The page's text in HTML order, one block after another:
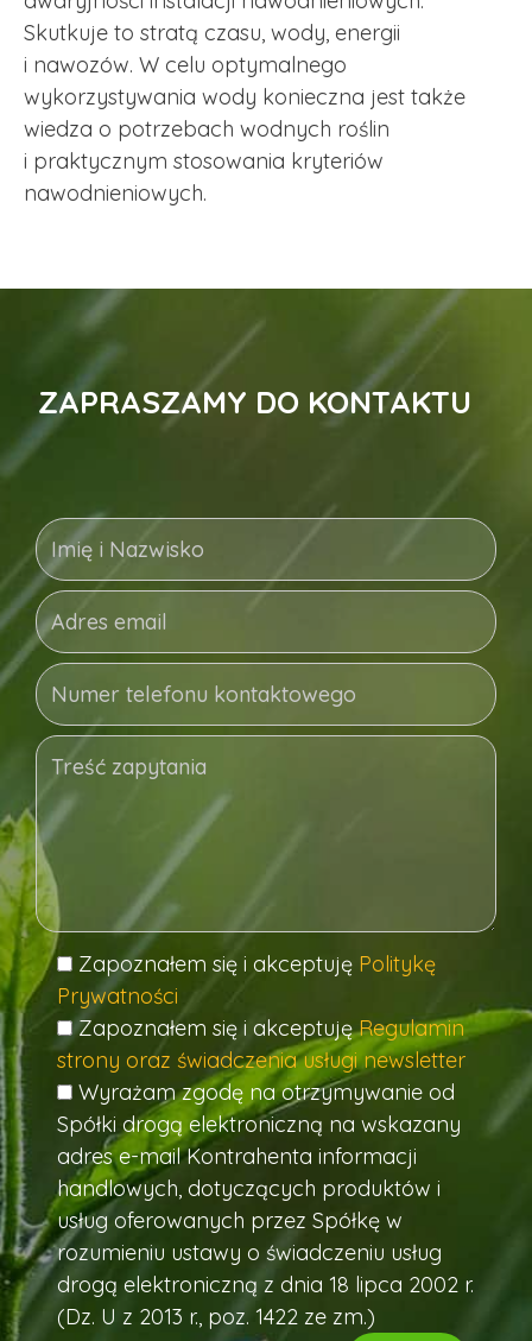
Skutkuje to stratą czasu, wody, energii
i nawozów. W celu optymalnego
wykorzystywania wody konieczna jest także
wiedza o potrzebach wodnych roślin
i praktycznym stosowania kryteriów
nawodnieniowych.
ZAPRASZAMY DO KONTAKTU
Zapoznałem się i akceptuję Politykę
Prywatności
Zapoznałem się i akceptujęRegulamin
strony oraz świadczenia usługi newsletter
Wyrażam zgodę na otrzymywanie od
Spółki drogą elektroniczną na wskazany
adres e-mail Kontrahenta informacji
handlowych, dotyczących produktów i
usług oferowanych przez Spółkę w
rozumieniu ustawy o świadczeniu usług
drogą elektroniczną z dnia 18 lipca 2002 r.
(Dz. U z 2013 r., poz. 1422 ze zm.)